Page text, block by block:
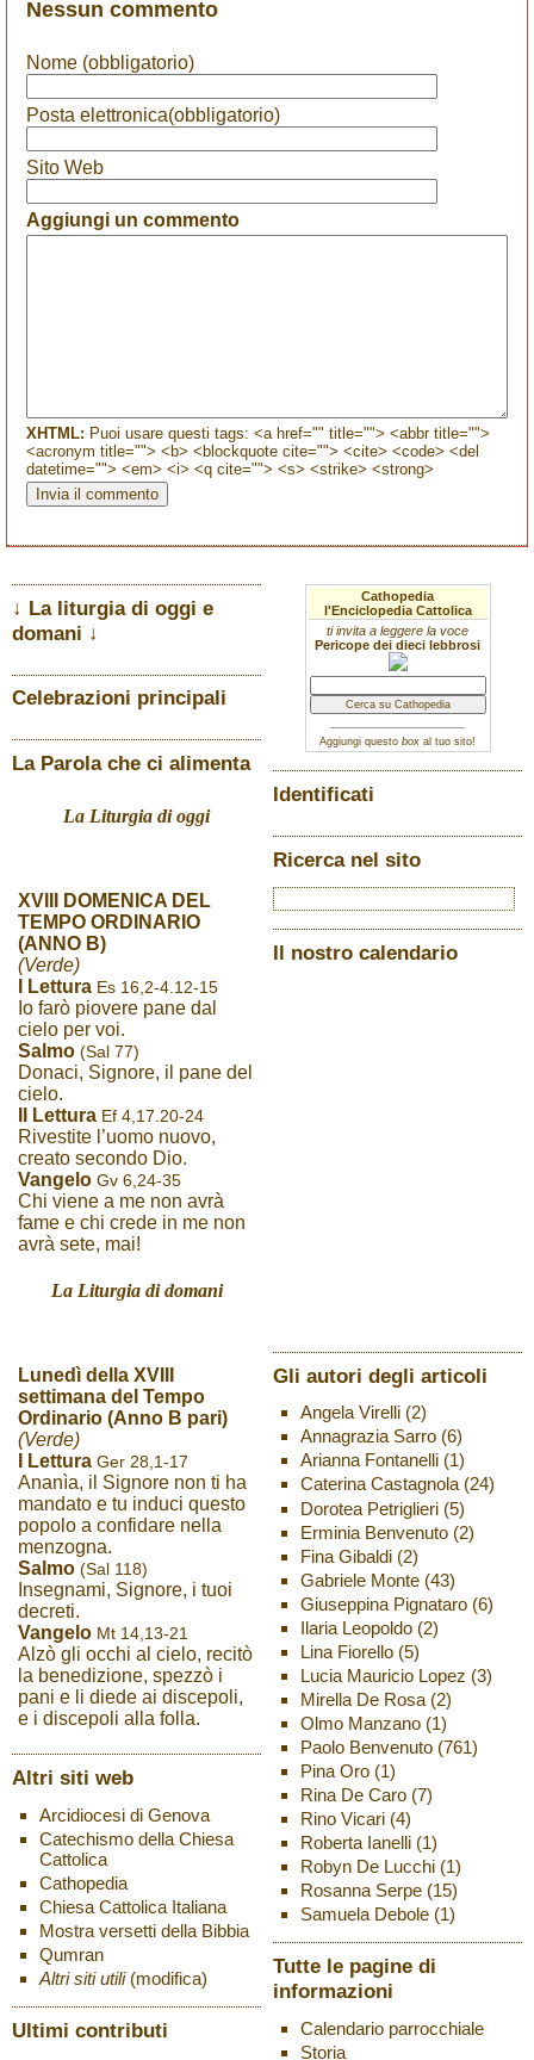
Nessun commento
Nome (obbligatorio)
Posta elettronica(obbligatorio)
Sito Web
Aggiungi un commento
XHTML: Puoi usare questi tags: <a href="" title=""> <abbr title="">
<acronym title=""> <b> <blockquote cite=""> <cite> <code> <del
datetime=""> <em> <i> <q cite=""> <s> <strike> <strong>
↓ La liturgia di oggi e
domani ↓
Celebrazioni principali
La Parola che ci alimenta
La Liturgia di oggi
XVIII DOMENICA DEL
TEMPO ORDINARIO
(ANNO B)
(Verde)
I Lettura Es 16,2-4.12-15
Io farò piovere pane dal
cielo per voi.
Salmo (Sal 77)
Donaci, Signore, il pane del
cielo.
II Lettura Ef 4,17.20-24
Rivestite l’uomo nuovo,
creato secondo Dio.
Vangelo Gv 6,24-35
Chi viene a me non avrà
fame e chi crede in me non
avrà sete, mai!
La Liturgia di domani
Lunedì della XVIII
settimana del Tempo
Ordinario (Anno B pari)
(Verde)
I Lettura Ger 28,1-17
Ananìa, il Signore non ti ha
mandato e tu induci questo
popolo a confidare nella
menzogna.
Salmo (Sal 118)
Insegnami, Signore, i tuoi
decreti.
Vangelo Mt 14,13-21
Alzò gli occhi al cielo, recitò
la benedizione, spezzò i
pani e li diede ai discepoli,
e i discepoli alla folla.
Altri siti web
Arcidiocesi di Genova
Catechismo della Chiesa
Cattolica
Cathopedia
Chiesa Cattolica Italiana
Mostra versetti della Bibbia
Qumran
Altri siti utili (modifica)
Ultimi contributi
Cathopedia
l'Enciclopedia Cattolica
ti invita a leggere la voce
Pericope dei dieci lebbrosi
Aggiungi questo box al tuo sito!
Identificati
Ricerca nel sito
Il nostro calendario
Gli autori degli articoli
Angela Virelli(2)
Annagrazia Sarro(6)
Arianna Fontanelli(1)
Caterina Castagnola(24)
Dorotea Petriglieri(5)
Erminia Benvenuto(2)
Fina Gibaldi(2)
Gabriele Monte(43)
Giuseppina Pignataro(6)
Ilaria Leopoldo(2)
Lina Fiorello(5)
Lucia Mauricio Lopez (3)
Mirella De Rosa(2)
Olmo Manzano(1)
Paolo Benvenuto(761)
Pina Oro(1)
Rina De Caro(7)
Rino Vicari(4)
Roberta Ianelli(1)
Robyn De Lucchi(1)
Rosanna Serpe(15)
Samuela Debole(1)
Tutte le pagine di
informazioni
Calendario parrocchiale
Storia